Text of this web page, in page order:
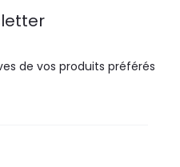
de vos produits préférés